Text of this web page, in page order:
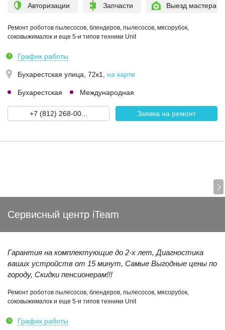
Авторизации Запчасти Выезд мастера
Ремонт роботов пылесосов, блендеров, пылесосов, мясорубок,
соковыжималок и еще 5-и типов техники Unit
График работы
Бухарестская улица, 72к1 на карте
Бухарестская Международная
+7 (812) 268-00... Заявка на ремонт
Сервисный центр iTeam
Гарантия на комплектующие до 2-х лет, Диагностика
ваших устройств от 15 минут, Самые Выгодные цены по
городу, Скидки пенсионерам!!!
Ремонт роботов пылесосов, блендеров, пылесосов, мясорубок,
соковыжималок и еще 5-и типов техники Unit
График работы